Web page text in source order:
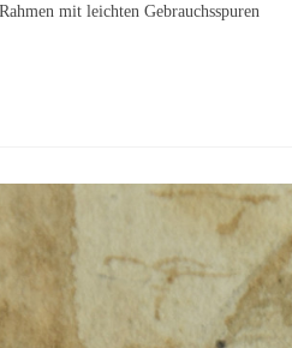
mit leichten Gebrauchsspuren